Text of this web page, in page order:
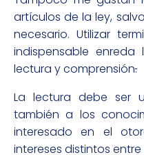
artículos de la ley,
necesario. Utilizar
indispensable
lectura y comprensión.
La lectura debe ser
también a los
interesado en el
intereses distintos